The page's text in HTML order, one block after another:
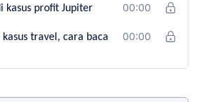
kasus profit Jupiter 00:00
travel, cara baca
00:00